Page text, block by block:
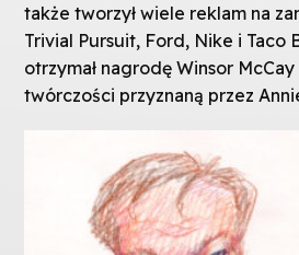
także tworzył wiele reklam na
Trivial Pursuit, Ford, Nike i Taco
otrzymał nagrodę Winsor McCay
twórczości przyznaną przez